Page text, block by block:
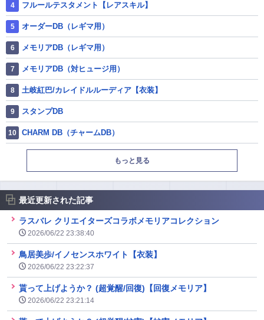
フルールテスタメント【レアスキル】
オーダーDB（レギマ用）
メモリアDB（レギマ用）
メモリアDB（対ヒュージ用）
土岐紅巴/カレイドルルーディア【衣装】
スタンプDB
CHARM DB（チャームDB）
もっと見る
最近更新された記事
ラスバレ クリエイターズコラボメモリアコレクション
2026/06/22 23:38:40
鳥居美歩/イノセンスホワイト【衣装】
2026/06/22 23:22:37
貰って上げようか？ (超覚醒/回復)【回復メモリア】
2026/06/22 23:21:14